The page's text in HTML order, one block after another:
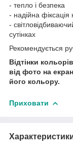
- тепло і безпека
- надійна фіксація
-
сутінках
Рекомендується
Відтінки
від фото на
його кольору.
Приховати